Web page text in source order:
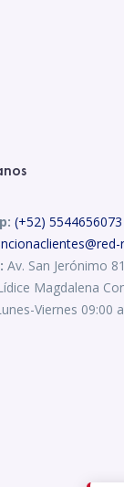
(+52) 5544656073
Av. San Jerónimo
Magdalena
Viernes 09:00